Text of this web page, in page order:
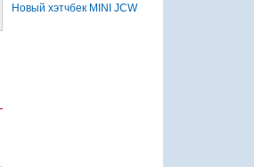
Новый хэтчбек MINI JCW